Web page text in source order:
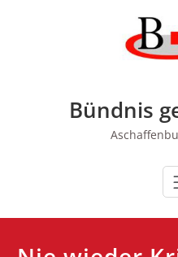
Bündnis